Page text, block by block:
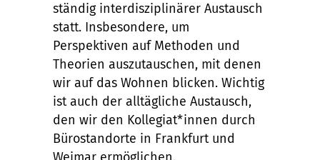
ständig interdisziplinärer Austausch
statt. Insbesondere, um
Perspektiven auf Methoden und
Theorien auszutauschen, mit denen
wir auf das Wohnen blicken. Wichtig
ist auch der alltägliche Austausch,
den wir den Kollegiat*innen durch
Bürostandorte in Frankfurt und